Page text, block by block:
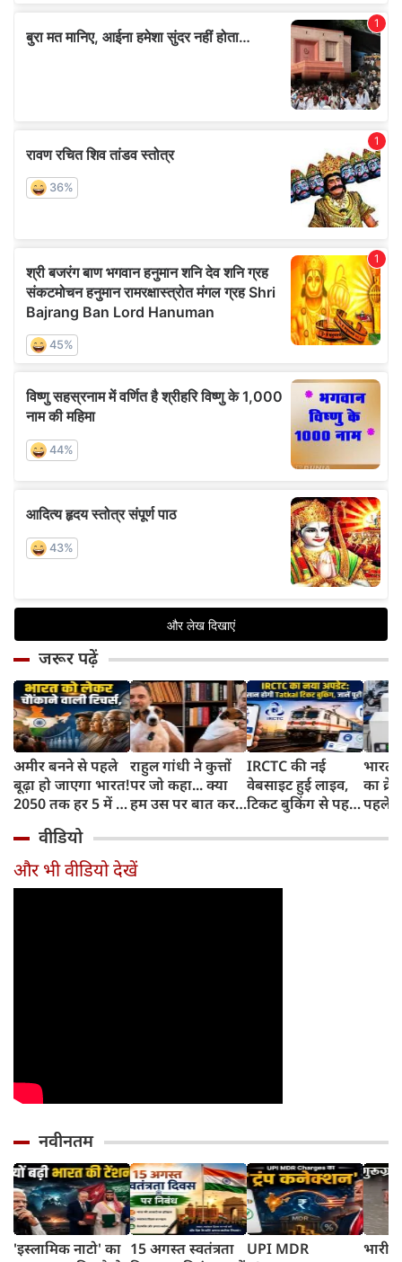
जरूर पढ़ें
अमीर बनने से पहले
बूढ़ा हो जाएगा भारत!
2050 तक हर 5 में 1
भारतीय होगा 60
साल से ज्यादा उम्र का
राहुल गांधी ने कुत्तों
पर जो कहा... क्या
हम उस पर बात कर
IRCTC की नई
वेबसाइट हुई लाइव,
टिकट बुकिंग से पहले
काम, जानें पूरा
भारत
का
पहले
और
वीडियो
और भी वीडियो देखें
नवीनतम
'इस्लामिक नाटो' का 15 अगस्त स्वतंत्रता
UPI MDR
भारी